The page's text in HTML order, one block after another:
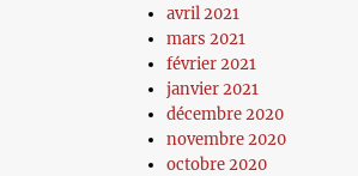
avril 2021
mars 2021
février 2021
janvier 2021
décembre 2020
novembre 2020
octobre 2020